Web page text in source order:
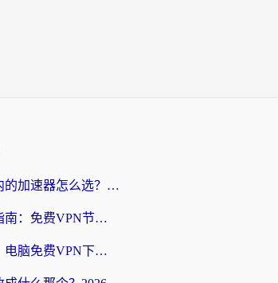
国外翻回国内的加速器怎么选？海外党亲测实用指南，告别地域限制
海外党避坑指南：免费VPN节点真的靠谱吗？教你选对回国加速器无缝访问国内资源
海外党必看：电脑免费VPN下载指南+回国加速器选择全攻略，告别地区限制